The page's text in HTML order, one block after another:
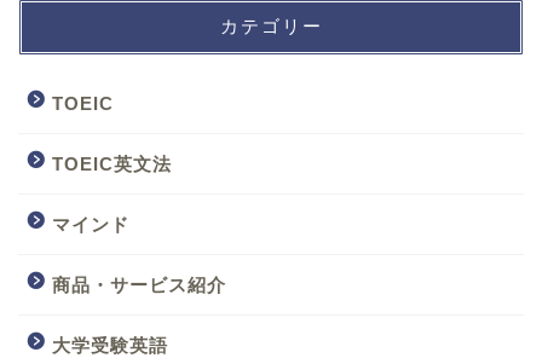
カテゴリー
TOEIC
TOEIC英文法
マインド
商品・サービス紹介
大学受験英語